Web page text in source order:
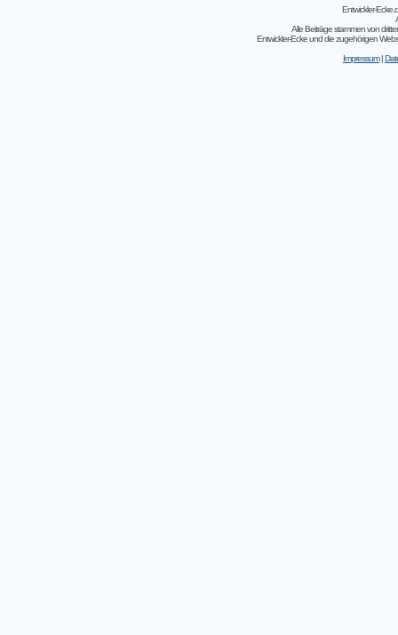
Entwickler-
Alle Beiträge stammen von
Entwickler-Ecke und die zugehörigen
Impressum|